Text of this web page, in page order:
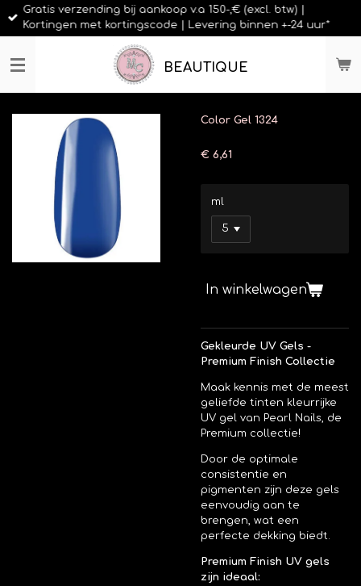
Ga
direct
de
BEAUTIQUE
Gratis verzending bij aankoop v.a 150-,€ (excl. btw) |
Kortingen met kortingscode | Levering binnen +-24 uur*
Color Gel 1324
€ 6,61
ml
In winkelwagen
Gekleurde UV Gels -
Premium Finish Collectie
Maak kennis met de meest
geliefde tinten kleurrijke
UV gel van Pearl Nails, de
Premium collectie!
Door de optimale
consistentie en
pigmenten zijn deze gels
eenvoudig aan te
brengen, wat een
perfecte dekking biedt.
Premium Finish UV gels
zijn ideaal: